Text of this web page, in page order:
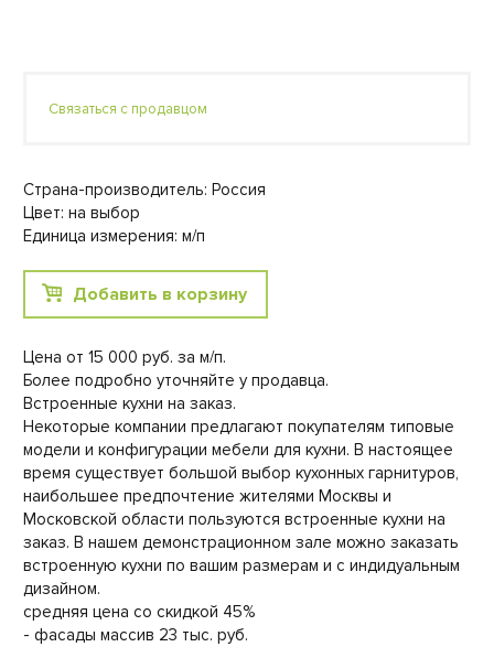
Связаться с продавцом
Страна-производитель: Россия
Цвет: на выбор
Единица измерения: м/п
Добавить в корзину
Цена от 15 000 руб. за м/п.
Более подробно уточняйте у продавца.
Встроенные кухни на заказ.
Некоторые компании предлагают покупателям типовые
модели и конфигурации мебели для кухни. В настоящее
время существует большой выбор кухонных гарнитуров,
наибольшее предпочтение жителями Москвы и
Московской области пользуются встроенные кухни на
заказ. В нашем демонстрационном зале можно заказать
встроенную кухни по вашим размерам и с индидуальным
дизайном.
средняя цена со скидкой 45%
- фасады массив 23 тыс. руб.